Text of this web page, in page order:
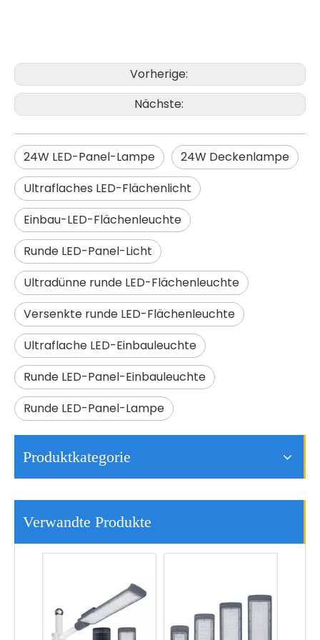
Vorherige:
Nächste:
24W LED-Panel-Lampe
24W Deckenlampe
Ultraflaches LED-Flächenlicht
Einbau-LED-Flächenleuchte
Runde LED-Panel-Licht
Ultradünne runde LED-Flächenleuchte
Versenkte runde LED-Flächenleuchte
Ultraflache LED-Einbauleuchte
Runde LED-Panel-Einbauleuchte
Runde LED-Panel-Lampe
Produktkategorie
Verwandte Produkte
Hochwertige IP65 wasserdichte Aluminium-Solar-LED-Straßenlaterne für den Außenbereich CE RoHS Aluminium IP65 SMD 250w LED Außenmast Straßenlaterne Straßenlaterne
Hohe Helligkeit 200w führte Straßenlaternen 3030led Außenbeleuchtung